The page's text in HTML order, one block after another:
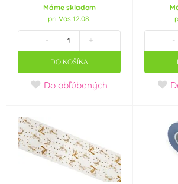
Máme skladom
pri Vás 12.08.
- +
DO KOŠÍKA
Do obľúbených
-